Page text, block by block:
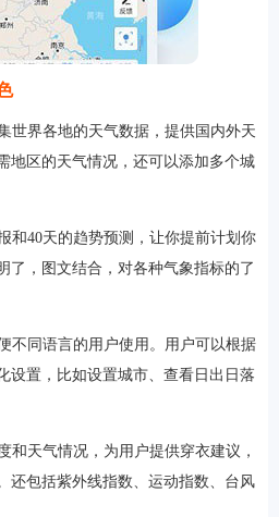
世界各地的天气数据，提供国内外天
地区的天气情况，还可以添加多个城
和40天的趋势预测，让你提前计划你
了，图文结合，对各种气象指标的了
不同语言的用户使用。用户可以根据
设置，比如设置城市、查看日出日落
和天气情况，为用户提供穿衣建议，
还包括紫外线指数、运动指数、台风